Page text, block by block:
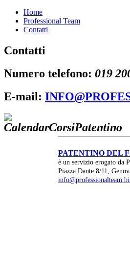
Home
Professional Team
Contatti
Contatti
Numero telefono: 019
E-mail:
PATENTINO DEL
è un servizio erogato da
Piazza Dante 8/11,